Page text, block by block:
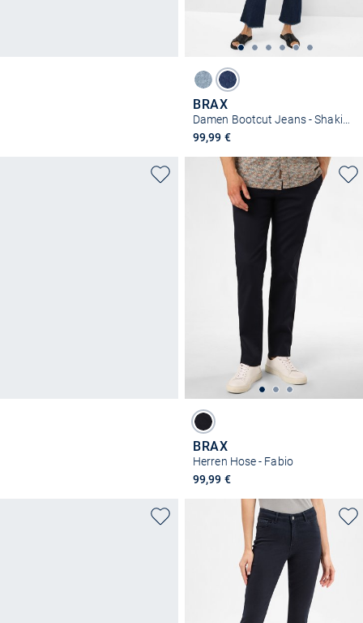
BRAX
99,99 €
BRAX
Herren Hose - Fabio
99,99 €